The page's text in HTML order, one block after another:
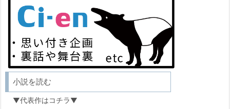
小説を読む
▼代表作はコチラ▼